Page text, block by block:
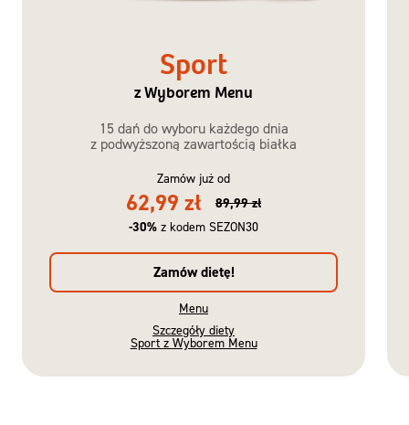
Sport
z Wyborem Menu
15 dań do wyboru każdego dnia
z podwyższoną zawartością białka
Zamów już od
62,99 zł
89,99 zł
-30% z kodem SEZON30
Zamów dietę!
Menu
Szczegóły diety
Sport z Wyborem Menu